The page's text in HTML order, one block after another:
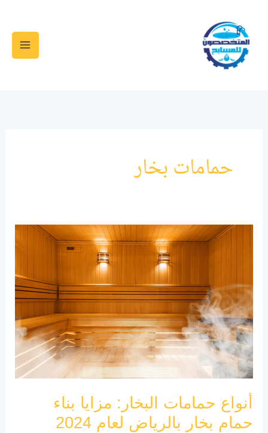
المحتوى
حمامات بخار
أنواع حمامات البخار: مزايا بناء
حمام بخار بالرياض لعام 2024
مزايا
بناء
حمام
بخار
بالرياض
2024